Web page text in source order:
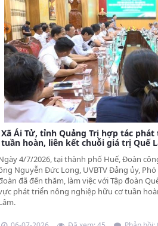
Xã Ái Tử, tỉnh Quảng Trị hợp tác
tuần hoàn, liên kết chuỗi giá trị Quế
4/7/2026, tại thành phố Huế, Đoàn
Nguyễn Đức Long, UVBTV Đảng ủy,
đã đến thăm, làm việc với Tập đoàn
phát triển nông nghiệp hữu cơ tuần